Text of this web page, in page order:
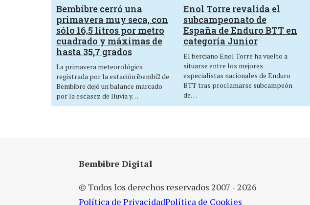
Bembibre cerró una
primavera muy seca, con
sólo 16,5 litros por metro
cuadrado y máximas de
hasta 35,7 grados
La primavera meteorológica
registrada por la estación ibembi2 de
Bembibre dejó un balance marcado
por la escasez de lluvia y…
Enol Torre revalida el
subcampeonato de
España de Enduro BTT en
categoría Junior
El berciano Enol Torre ha vuelto a
situarse entre los mejores
especialistas nacionales de Enduro
BTT tras proclamarse subcampeón
de…
Bembibre Digital
© Todos los derechos reservados 2007 - 2026
Política de PrivacidadPolítica de Cookies